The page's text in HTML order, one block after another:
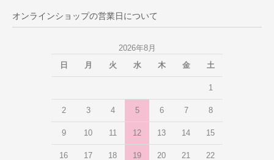
オンラインショップの営業日について
2026年8月
日
月 火 水 木 金 土
1
2 3 4 5 6 7 8
9 10 11 12 13 14 15
16 17 18 19 20 21 22